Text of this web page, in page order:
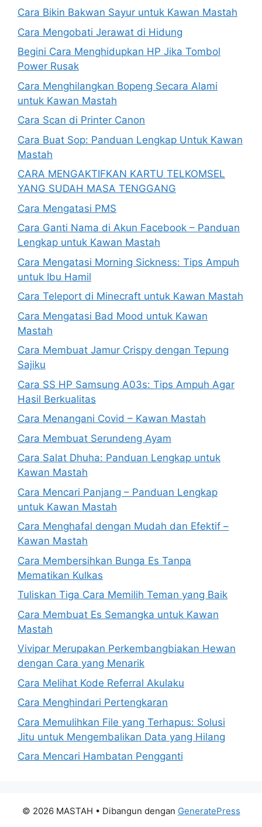
Cara Bikin Bakwan Sayur untuk Kawan Mastah
Cara Mengobati Jerawat di Hidung
Begini Cara Menghidupkan HP Jika Tombol
Power Rusak
Cara Menghilangkan Bopeng Secara Alami
untuk Kawan Mastah
Cara Scan di Printer Canon
Cara Buat Sop: Panduan Lengkap Untuk Kawan
Mastah
CARA MENGAKTIFKAN KARTU TELKOMSEL
YANG SUDAH MASA TENGGANG
Cara Mengatasi PMS
Cara Ganti Nama di Akun Facebook – Panduan
Lengkap untuk Kawan Mastah
Cara Mengatasi Morning Sickness: Tips Ampuh
untuk Ibu Hamil
Cara Teleport di Minecraft untuk Kawan Mastah
Cara Mengatasi Bad Mood untuk Kawan
Mastah
Cara Membuat Jamur Crispy dengan Tepung
Sajiku
Cara SS HP Samsung A03s: Tips Ampuh Agar
Hasil Berkualitas
Cara Menangani Covid – Kawan Mastah
Cara Membuat Serundeng Ayam
Cara Salat Dhuha: Panduan Lengkap untuk
Kawan Mastah
Cara Mencari Panjang – Panduan Lengkap
untuk Kawan Mastah
Cara Menghafal dengan Mudah dan Efektif –
Kawan Mastah
Cara Membersihkan Bunga Es Tanpa
Mematikan Kulkas
Tuliskan Tiga Cara Memilih Teman yang Baik
Cara Membuat Es Semangka untuk Kawan
Mastah
Vivipar Merupakan Perkembangbiakan Hewan
dengan Cara yang Menarik
Cara Melihat Kode Referral Akulaku
Cara Menghindari Pertengkaran
Cara Memulihkan File yang Terhapus: Solusi
Jitu untuk Mengembalikan Data yang Hilang
Cara Mencari Hambatan Pengganti
© 2026 MASTAH • Dibangun dengan GeneratePress